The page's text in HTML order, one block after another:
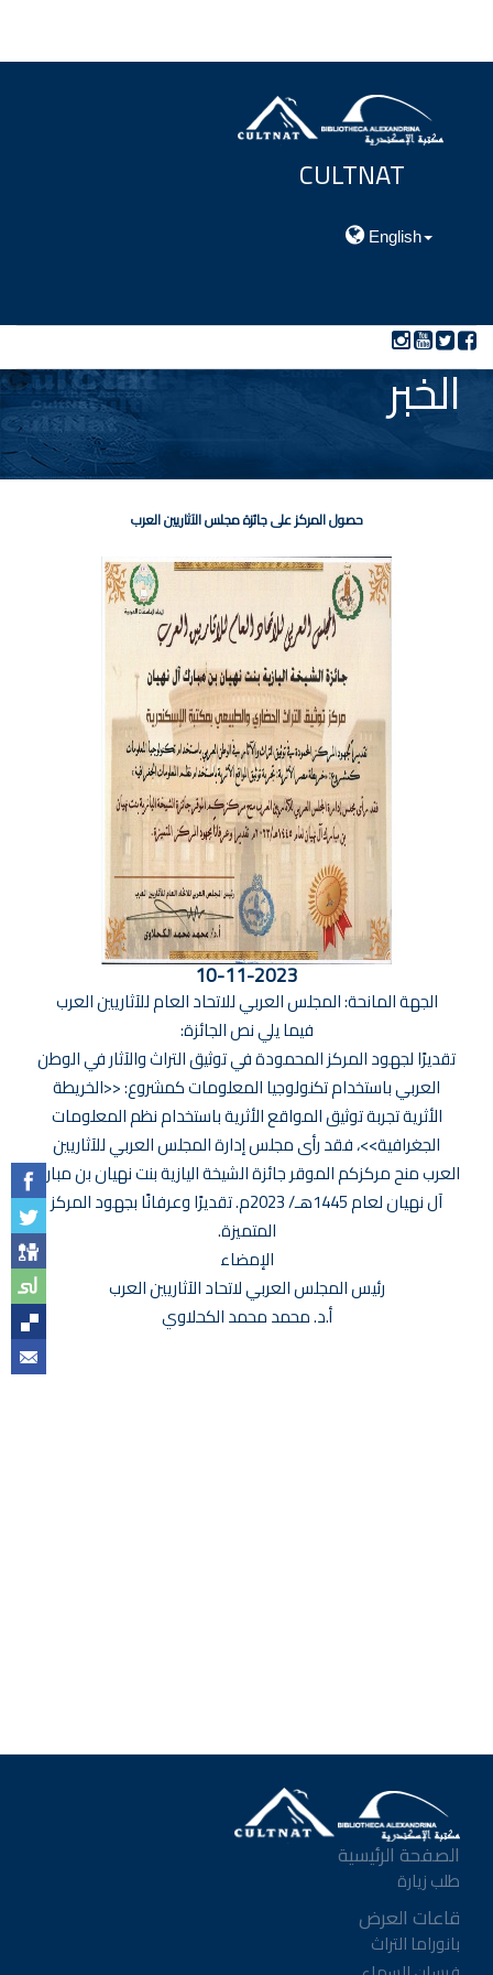
CULTNAT
English
الخبر
حصول المركز على جائزة مجلس الآثاريين العرب
10-11-2023
الجهة المانحة: المجلس العربي للاتحاد العام للآثاريين العرب
فيما يلي نص الجائزة:
تقديرًا لجهود المركز المحمودة في توثيق التراث والآثار في الوطن
العربي باستخدام تكنولوجيا المعلومات كمشروع: <<الخريطة
الأثرية تجربة توثيق المواقع الأثرية باستخدام نظم المعلومات
الجغرافية>>، فقد رأى مجلس إدارة المجلس العربي للآثاريين
العرب منح مركزكم الموقر جائزة الشيخة اليازية بنت نهيان بن مبارك
آل نهيان لعام 1445هـ/ 2023م. تقديرًا وعرفانًا بجهود المركز
المتميزة.
الإمضاء
رئيس المجلس العربي لاتحاد الآثاريين العرب
أ.د. محمد محمد الكحلاوي
الصفحة الرئيسية
طلب زيارة
قاعات العرض
بانوراما التراث